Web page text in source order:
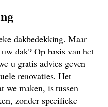
dakbedekking. Maar
dak? Op basis van het
u gratis advies geven
renovaties. Het
we maken, is tussen
zonder specifieke